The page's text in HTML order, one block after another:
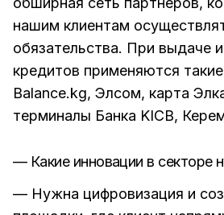
нашим клиентам
обязательства. При выдаче
кредитов применяются
Balance.kg, Элсом, карта
терминалы Банка KICB,
— Какие инновации в секторе
— Нужна цифровизация и